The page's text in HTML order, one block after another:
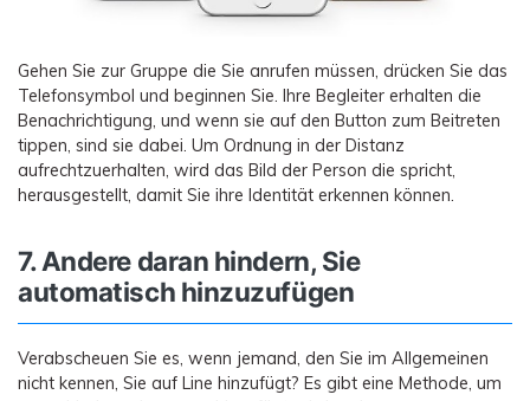
Gehen Sie zur Gruppe die Sie anrufen müssen, drücken Sie das
Telefonsymbol und beginnen Sie. Ihre Begleiter erhalten die
Benachrichtigung, und wenn sie auf den Button zum Beitreten
tippen, sind sie dabei. Um Ordnung in der Distanz
aufrechtzuerhalten, wird das Bild der Person die spricht,
herausgestellt, damit Sie ihre Identität erkennen können.
7. Andere daran hindern, Sie
automatisch hinzuzufügen
Verabscheuen Sie es, wenn jemand, den Sie im Allgemeinen
nicht kennen, Sie auf Line hinzufügt? Es gibt eine Methode, um